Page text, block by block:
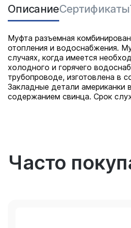
ОписаниеСертификаты
Муфта разъемная
отопления и водоснабжения.
случаях, когда имеется
холодного и горячего
трубопроводе, изготовлена в
Закладные детали американки
содержанием свинца. Срок
Часто